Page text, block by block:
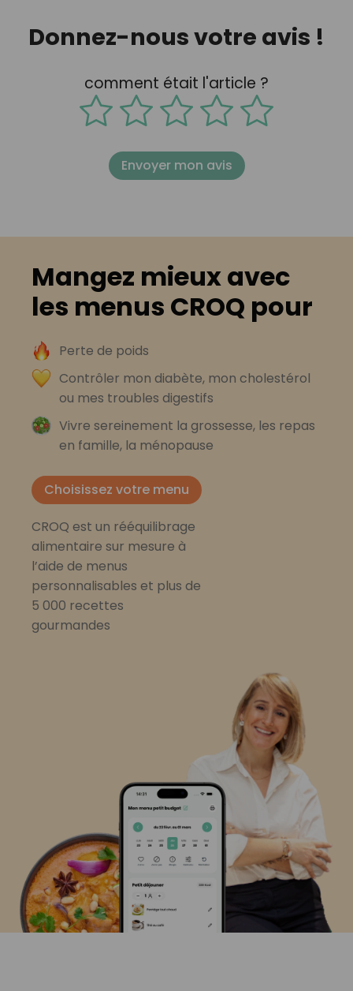
Donnez-nous votre avis !
comment était l'article ?
Envoyer mon avis
Mangez mieux avec
les menus CROQ pour
Perte de poids
Contrôler mon diabète, mon cholestérol
ou mes troubles digestifs
Vivre sereinement la grossesse, les repas
en famille, la ménopause
Choisissez votre menu
CROQ est un rééquilibrage
alimentaire sur mesure à
l’aide de menus
personnalisables et plus de
5 000 recettes
gourmandes